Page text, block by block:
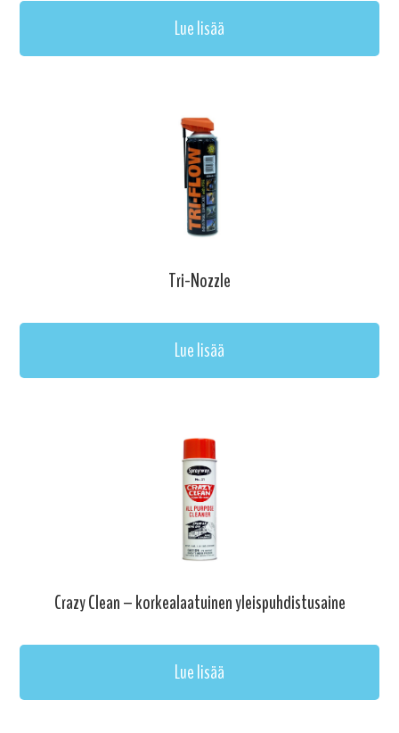
Lue lisää
Tri-Nozzle
Lue lisää
Crazy Clean – korkealaatuinen yleispuhdistusaine
Lue lisää